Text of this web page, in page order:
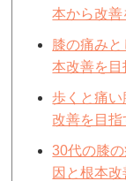
本から改善
膝の痛み
本改善を
歩くと痛
改善を目指
30代の膝
因と根本改